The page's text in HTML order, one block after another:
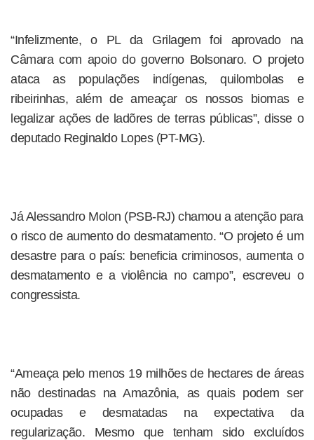
“Infelizmente, o PL da Grilagem foi aprovado na
Câmara com apoio do governo Bolsonaro. O projeto
ataca as populações indígenas, quilombolas e
ribeirinhas, além de ameaçar os nossos biomas e
legalizar ações de ladõres de terras públicas”, disse o
deputado Reginaldo Lopes (PT-MG).
Já Alessandro Molon (PSB-RJ) chamou a atenção para
o risco de aumento do desmatamento. “O projeto é um
desastre para o país: beneficia criminosos, aumenta o
desmatamento e a violência no campo”, escreveu o
congressista.
“Ameaça pelo menos 19 milhões de hectares de áreas
não destinadas na Amazônia, as quais podem ser
ocupadas e desmatadas na expectativa da
regularização. Mesmo que tenham sido excluídos